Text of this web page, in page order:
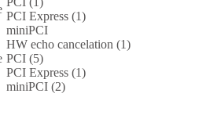
PCI Express (1)
miniPCI
HW echo cancelation (1)
PCI (5)
PCI Express (1)
miniPCI (2)